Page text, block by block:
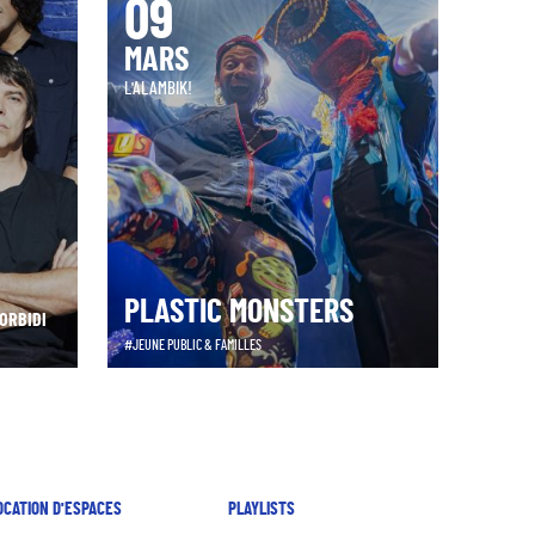
09
MARS
L'ALAMBIK!
PLASTIC MONSTERS
JEUNE PUBLIC & FAMILLES
D'ESPACES PLAYLISTS